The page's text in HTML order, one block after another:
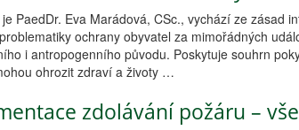
PaedDr. Eva Marádová, CSc., vychází ze zásad
ochrany obyvatel za mimořádných
i antropogenního původu. Poskytuje souhrn
ohrozit zdraví a životy …
zdolávání požáru –